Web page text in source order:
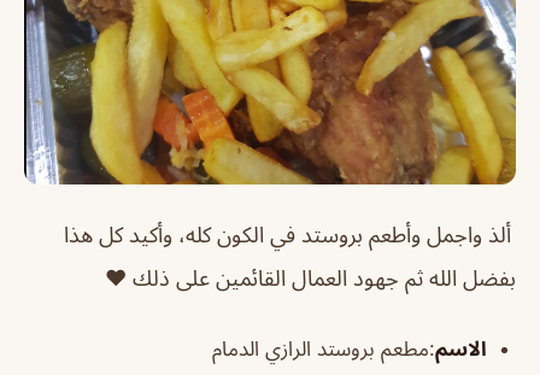
ألذ واجمل وأطعم بروستد في الكون كله، وأكيد كل هذا
بفضل الله ثم جهود العمال القائمين على ذلك ❤️
الاسم:مطعم بروستد الرازي الدمام